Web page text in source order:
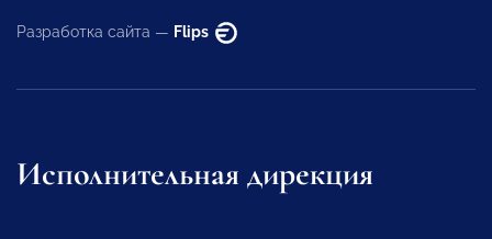
Разработка сайта — Flips
Исполнительная дирекция